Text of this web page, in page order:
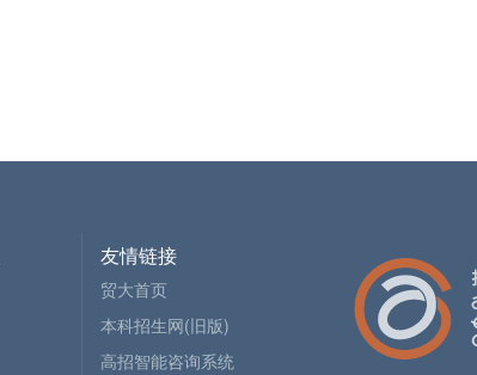
友情链接
贸大首页
本科招生网(旧版)
高招智能咨询系统